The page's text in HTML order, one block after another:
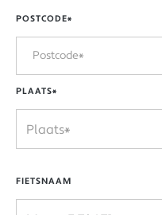
POSTCODE*
PLAATS*
FIETSNAAM